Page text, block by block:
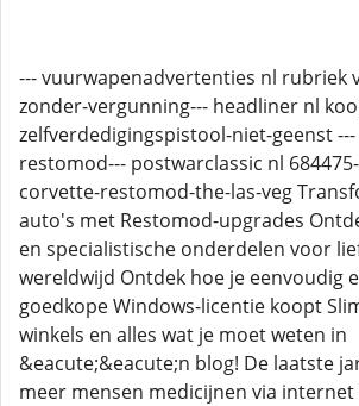
--- vuurwapenadvertenties nl rubriek
zonder-vergunning--- headliner nl
zelfverdedigingspistool-niet-geenst
restomod--- postwarclassic nl
corvette-restomod-the-las-veg
auto's met Restomod-upgrades
en specialistische onderdelen voor
wereldwijd Ontdek hoe je eenvoudig
goedkope Windows-licentie koopt
winkels en alles wat je moet weten in
&eacute;&eacute;n blog! De laatste
meer mensen medicijnen via internet